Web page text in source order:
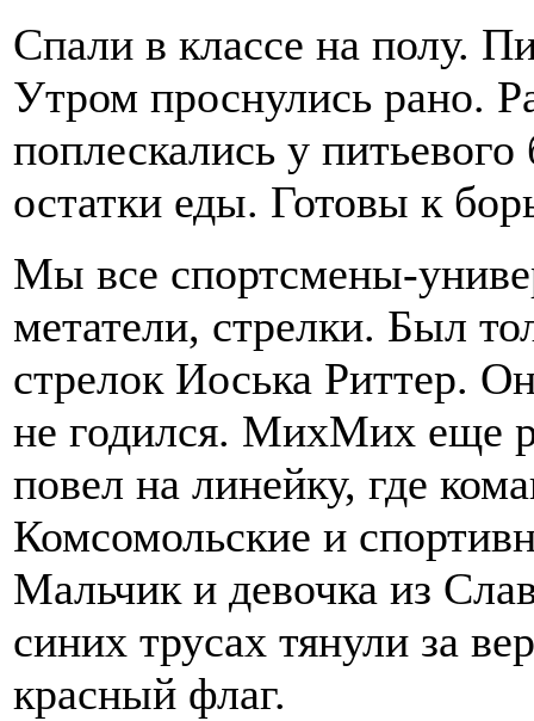
Спали в классе на полу.
Утром проснулись рано.
поплескались у
остатки еды. Готовы к
Мы все спортсмены-
метатели, стрелки. Был
стрелок Иоська Риттер.
не годился. МихМих еще
повел на линейку, где
Комсомольские и
Мальчик и девочка из
синих трусах тянули за
красный флаг.